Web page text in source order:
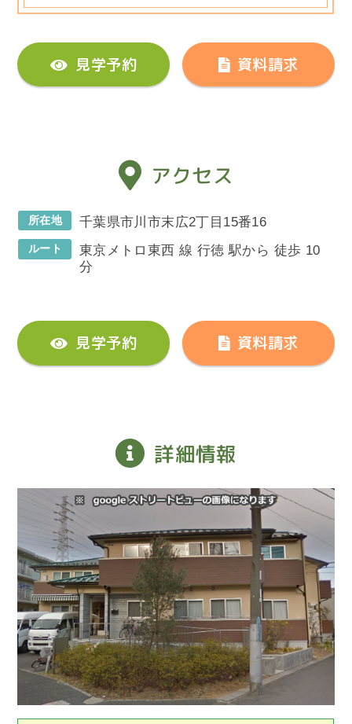
見学予約 資料請求
アクセス
所在地 千葉県市川市末広2丁目15番16
ルート
東京メトロ東西 線 行徳 駅から 徒歩 10
分
見学予約 資料請求
詳細情報